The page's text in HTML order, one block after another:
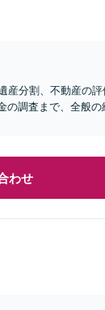
産分割、不動産の評
の調査まで、全般の
わせ